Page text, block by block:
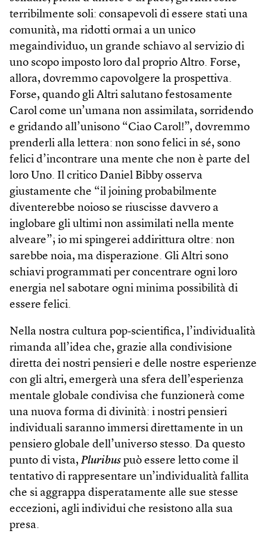
terribilmente soli: consapevoli di essere stati una
comunità, ma ridotti ormai a un unico
megaindividuo, un grande schiavo al servizio di
uno scopo imposto loro dal proprio Altro. Forse,
allora, dovremmo capovolgere la prospettiva.
Forse, quando gli Altri salutano festosamente
Carol come un’umana non assimilata, sorridendo
e gridando all’unisono “Ciao Carol!”, dovremmo
prenderli alla lettera: non sono felici in sé, sono
felici d’incontrare una mente che non è parte del
loro Uno. Il critico Daniel Bibby osserva
giustamente che “il joining probabilmente
diventerebbe noioso se riuscisse davvero a
inglobare gli ultimi non assimilati nella mente
alveare”; io mi spingerei addirittura oltre: non
sarebbe noia, ma disperazione. Gli Altri sono
schiavi programmati per concentrare ogni loro
energia nel sabotare ogni minima possibilità di
essere felici.
Nella nostra cultura pop‑scientifica, l’individualità
rimanda all’idea che, grazie alla condivisione
diretta dei nostri pensieri e delle nostre esperienze
con gli altri, emergerà una sfera dell’esperienza
mentale globale condivisa che funzionerà come
una nuova forma di divinità: i nostri pensieri
individuali saranno immersi direttamente in un
pensiero globale dell’universo stesso. Da questo
punto di vista, Pluribus può essere letto come il
tentativo di rappresentare un’individualità fallita
che si aggrappa disperatamente alle sue stesse
eccezioni, agli individui che resistono alla sua
presa.